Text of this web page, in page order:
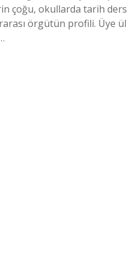
çoğu, okullarda tarih
örgütün profili. Üye